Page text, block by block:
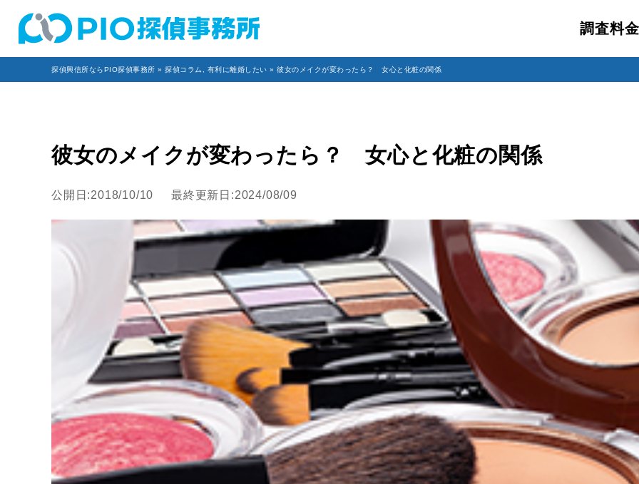
調査料金
探偵興信所ならPIO探偵事務所 » 探偵コラム 有利に離婚したい » 彼女のメイクが変わったら？ 女心と化粧の関係
彼女のメイクが変わったら？ 女心と化粧の関係
公開日:2018/10/10 最終更新日:2024/08/09